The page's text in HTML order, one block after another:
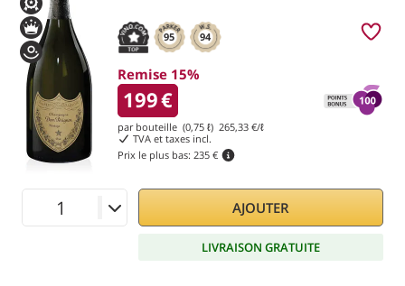
95 94
Remise 15%
199€
par bouteille (0,75 ℓ) 265,33 €/ℓ
TVA et taxes incl.
Prix le plus bas: 235 €
AJOUTER
LIVRAISON GRATUITE